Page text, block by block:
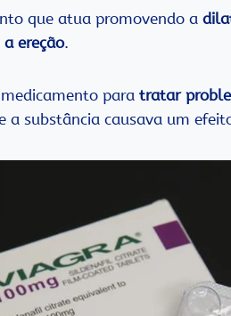
que atua promovendo a
ereção.
para tratar
a substância causava um